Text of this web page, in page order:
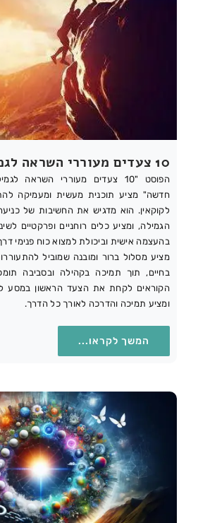
הפוסט "10 צעדים מעוררי השראה
חדשה" מציע תוכנית מעשית ומעמיקה
לקוקאין. הוא מדגיש את החשיבות של
הגמילה, ומציע כלים רוחניים ופרקטיים
בהעצמה אישית וביכולת למצוא כוח פנימי
מציע מסלול ברור ומובנה שמוביל
בחיים, תוך תמיכה בקהילה ובסביבה
הקוראים לקחת את הצעד הראשון במסע
ומציע תמיכה והדרכה לאורך כל הדרך.
המשך לקראו...